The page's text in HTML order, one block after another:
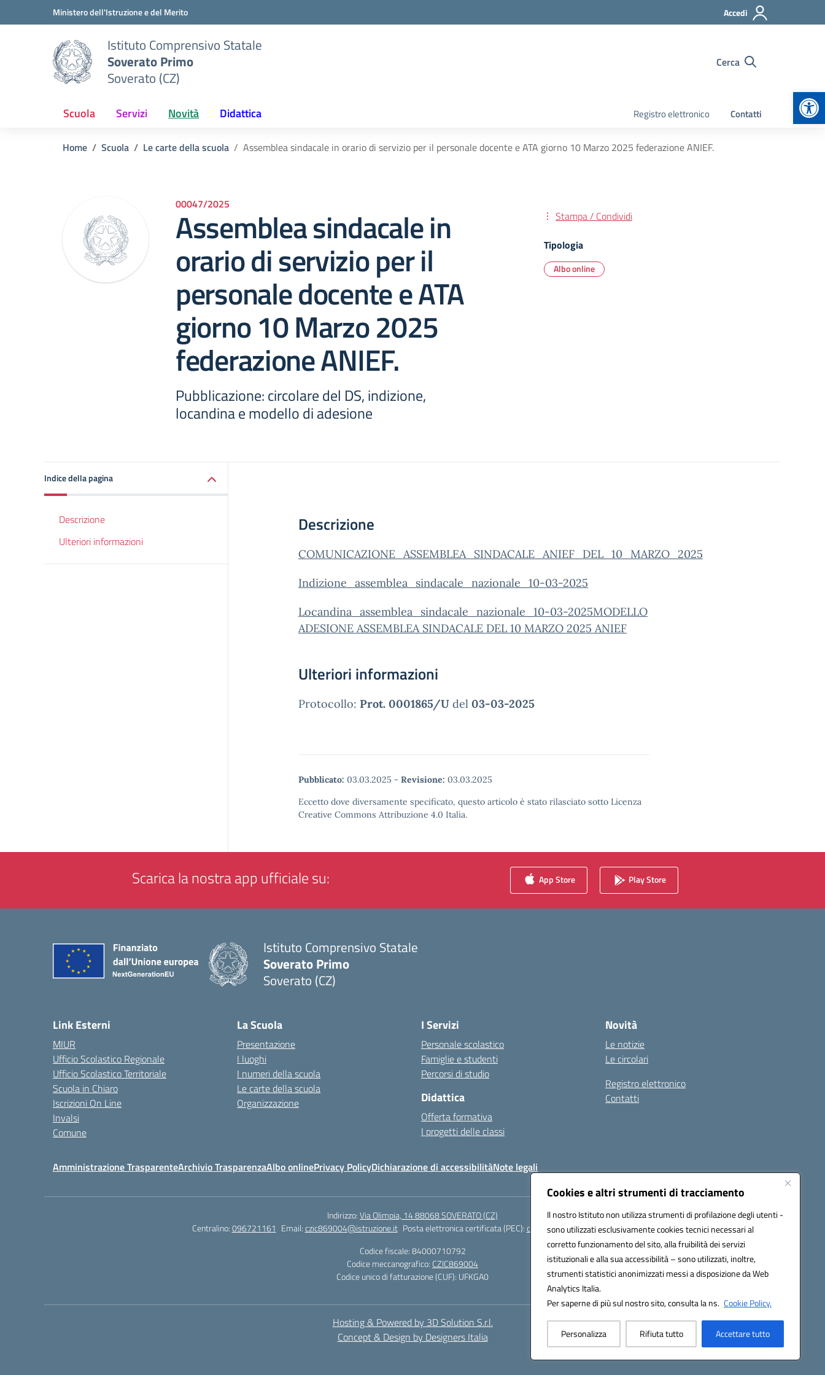
Cookies e altri strumenti di tracciamento
Il nostro Istituto non utilizza strumenti di profilazione degli utenti -
sono utilizzati esclusivamente cookies tecnici necessari al
corretto funzionamento del sito, alla fruibilità dei servizi
istituzionali e alla sua accessibilità – sono utilizzati, inoltre,
strumenti statistici anonimizzati messi a disposizione da Web
Analytics Italia.
Per saperne di più sul nostro sito, consulta la ns. Cookie Policy.
Personalizza Rifiuta tutto Accettare tutto
Vai ai contenuti
Vai al menu di navigazioneMinistero dell'Istruzione e del Merito Accedi
Istituto Comprensivo Statale
Soverato Primo
Soverato (CZ)
Cerca
Scuola Servizi Novità Didattica Registro elettronico Contatti
Home Scuola Le carte della scuola Assemblea sindacale in orario di servizio per il personale docente e ATA giorno 10 Marzo 2025 federazione ANIEF.
00047/2025
Assemblea sindacale in
orario di servizio per il
personale docente e ATA
giorno 10 Marzo 2025
federazione ANIEF.
Pubblicazione: circolare del DS, indizione,
locandina e modello di adesione
Stampa / Condividi
Tipologia
Albo online
Indice della pagina
Descrizione
Ulteriori informazioni
Descrizione
COMUNICAZIONE_ASSEMBLEA_SINDACALE_ANIEF_DEL_10_MARZO_2025
Indizione_assemblea_sindacale_nazionale_10-03-2025
Locandina_assemblea_sindacale_nazionale_10-03-2025MODELLO
ADESIONE ASSEMBLEA SINDACALE DEL 10 MARZO 2025 ANIEF
Ulteriori informazioni
Protocollo: Prot. 0001865/U del 03-03-2025
Pubblicato: 03.03.2025 - Revisione: 03.03.2025
Eccetto dove diversamente specificato, questo articolo è stato rilasciato sotto Licenza
Creative Commons Attribuzione 4.0 Italia.
Scarica la nostra app ufficiale su: App Store Play Store
Istituto Comprensivo Statale
Soverato Primo
Soverato (CZ)
Link Esterni
MIUR
Ufficio Scolastico Regionale
Ufficio Scolastico Territoriale
Scuola in Chiaro
Iscrizioni On Line
Invalsi
Comune
La Scuola
Presentazione
I luoghi
I numeri della scuola
Le carte della scuola
Organizzazione
I Servizi
Personale scolastico
Famiglie e studenti
Percorsi di studio
Didattica
Offerta formativa
I progetti delle classi
Novità
Le notizie
Le circolari
Registro elettronico
Contatti
Amministrazione TrasparenteArchivio TrasparenzaAlbo onlinePrivacy PolicyDichiarazione di accessibilitàNote legali
Indirizzo:Via Olimpia, 14 88068 SOVERATO (CZ)
Centralino:096721161 Email:czic869004@istruzione.it Posta elettronica certificata (PEC):czic869004@pec.istruzione.it
Codice fiscale: 84000710792
Codice meccanografico: CZIC869004
Codice unico di fatturazione (CUF): UFKGA0
Hosting & Powered by 3D Solution S.r.l.
Concept & Design by Designers Italia